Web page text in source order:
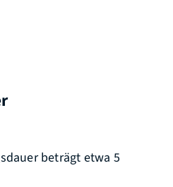
beträgt etwa 5